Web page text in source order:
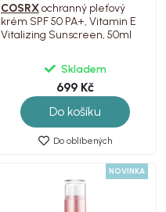
COSRXochranný pleťový
krém SPF 50 PA+, Vitamin E
Vitalizing Sunscreen, 50ml
Skladem
699 Kč
Do košíku
Do oblíbených
NOVINKA